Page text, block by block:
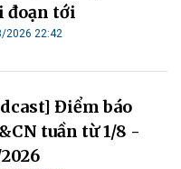
đoạn tới
2026 22:42
Điểm báo
tuần từ 1/8 -